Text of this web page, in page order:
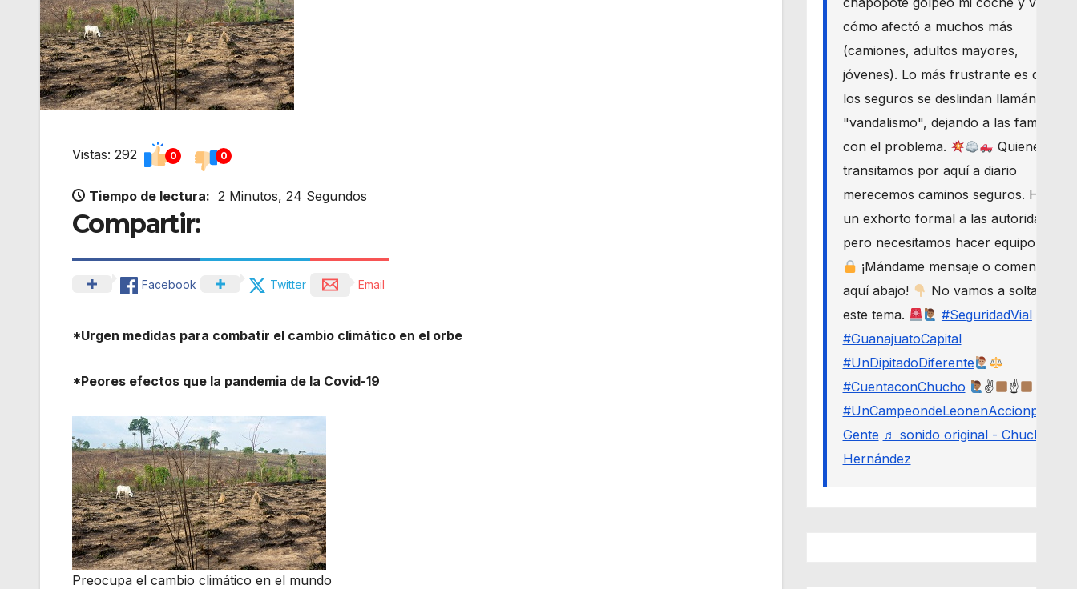
Vistas: 292 0 0
Tiempo de lectura: 2 Minutos, 24 Segundos
Compartir:
Facebook Twitter Email
*Urgen medidas para combatir el cambio climático en el orbe
*Peores efectos que la pandemia de la Covid-19
Preocupa el cambio climático en el mundo
cómo afectó a muchos más
(camiones, adultos mayores,
jóvenes). Lo más frustrante es que
los seguros se deslindan llamándolo
"vandalismo", dejando a las familias
con el problema.
Quienes
transitamos por aquí a diario
merecemos caminos seguros. Haré
un exhorto formal a las autoridades,
pero necesitamos hacer equipo.
¡Mándame mensaje o comenta
aquí abajo!
No vamos a soltar
este tema.
#SeguridadVial
#GuanajuatoCapital
#UnDipitadoDiferente
#CuentaconChucho
✌
☝
#UnCampeondeLeonenAccionporLa
Gente ♬ sonido original - Chucho
Hernández